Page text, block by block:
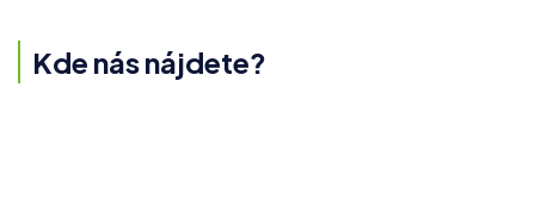
Kde nás nájdete?